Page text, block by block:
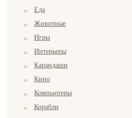
Еда
Животные
Игры
Интерьеры
Карандаши
Кино
Компьютеры
Корабли